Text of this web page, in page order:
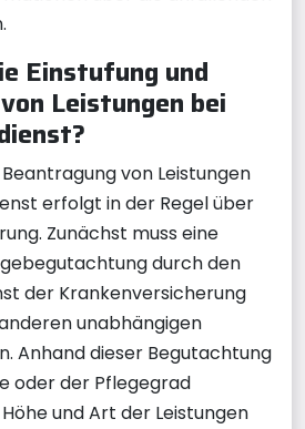
Einstufung und
Leistungen bei
von Leistungen
erfolgt in der Regel über
Zunächst muss eine
durch den
der Krankenversicherung
unabhängigen
Anhand dieser Begutachtung
oder der Pflegegrad
und Art der Leistungen